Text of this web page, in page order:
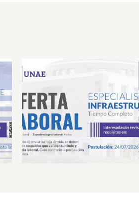
Oferta Laboral Especialista
Infraestructura